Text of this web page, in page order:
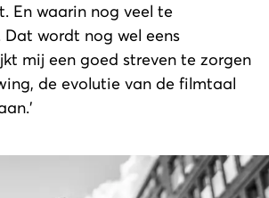
En waarin nog veel te
wordt nog wel eens
mij een goed streven te zorgen
de evolutie van de filmtaal